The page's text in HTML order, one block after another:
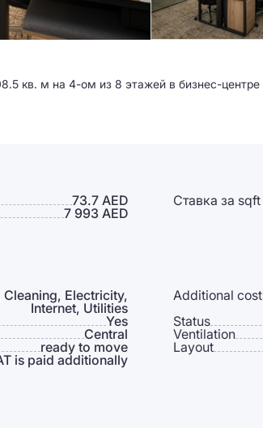
кв. м на 4-ом из 8 этажей в бизнес-
73.7 AED Ставка за
7 993 AED
Electricity,
Internet, Utilities
Additional
Yes Status
Сentral Ventilation
ready to move Layout
is paid additionally